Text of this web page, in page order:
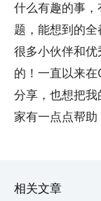
什么有趣的事
题，能想到的
很多小伙伴和
的！一直以来
分享，也想把
家有一点点帮
相关文章